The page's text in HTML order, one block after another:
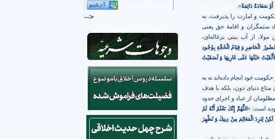
-->
سَعَادَةٌ دَائِمَةٌ».
و امارت را پذیرفت، به
ستمگران و اقامۀ حق یعنی
از آب بینی بزغاله‌ای،
الْحَاضِرِ وَ قِيَامُ الْحُجَّةِ بِوُجُودِ
حَبْلَهَا عَلَى غَارِبِهَا وَ لَسَقَيْتُ
خود انجام داده‌اند نه به
دنیای دون، بلکه با هدف
مظلومان از عباد و اجرای حدود
است: «اللَّهُمَّ إِنَّكَ تَعْلَمُ أَنَّهُ لَمْ
لِنَرِدَ الْمَعَالِمَ مِنْ دِينِكَ وَ نُظْهِرَ